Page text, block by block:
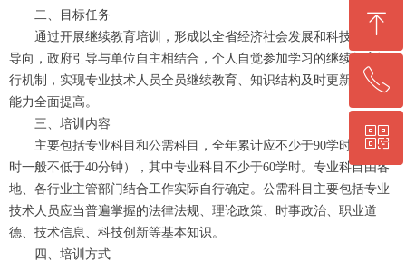
二、目标任务
通过开展继续教育培训，形成以全省经济社会发展和科技进步为
导向，政府引导与单位自主相结合，个人自觉参加学习的继续教育运
行机制，实现专业技术人员全员继续教育、知识结构及时更新、创新
能力全面提高。
三、培训内容
主要包括专业科目和公需科目，全年累计应不少于90学时（每学
时一般不低于40分钟），其中专业科目不少于60学时。专业科目由各
地、各行业主管部门结合工作实际自行确定。公需科目主要包括专业
技术人员应当普遍掌握的法律法规、理论政策、时事政治、职业道
德、技术信息、科技创新等基本知识。
四、培训方式
ꁸ
回到顶部
ꂅ
0564-5330860
ꀥ
微信二维码